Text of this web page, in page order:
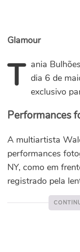
Glamour
Tania
dia 6 de
exclusivo
Performances
A multiartista
performances
NY, como em
registrado pela